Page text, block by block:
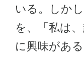
いる。しか
を、「私は
に興味があ